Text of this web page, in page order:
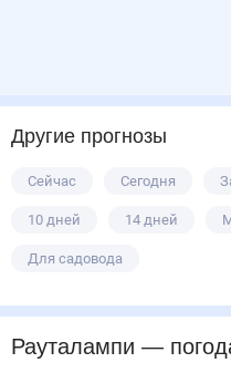
Другие прогнозы
Сейчас Сегодня
10 дней 14 дней
Для садовода
Рауталампи —